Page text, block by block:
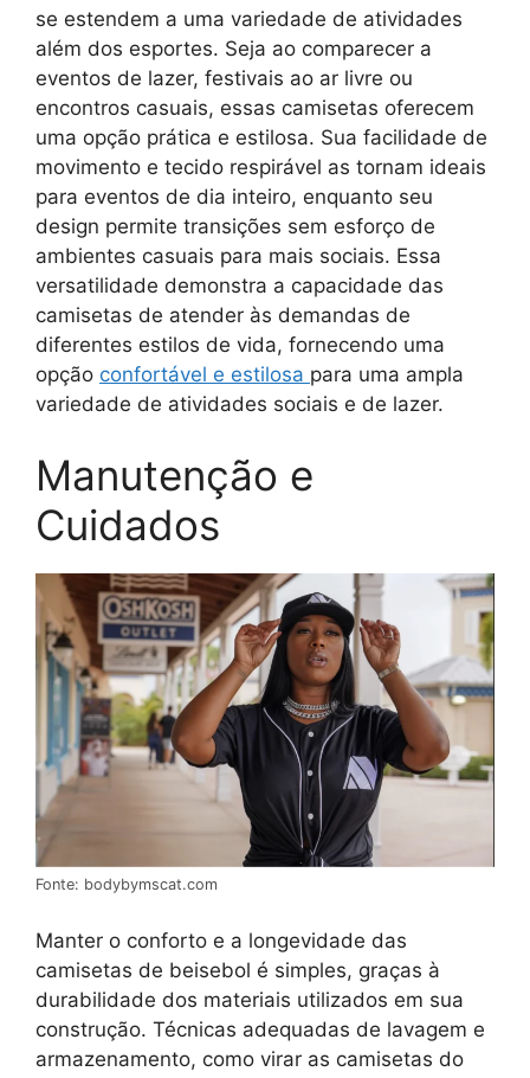
se estendem a uma variedade de atividades
além dos esportes. Seja ao comparecer a
eventos de lazer, festivais ao ar livre ou
encontros casuais, essas camisetas oferecem
uma opção prática e estilosa. Sua facilidade de
movimento e tecido respirável as tornam ideais
para eventos de dia inteiro, enquanto seu
design permite transições sem esforço de
ambientes casuais para mais sociais. Essa
versatilidade demonstra a capacidade das
camisetas de atender às demandas de
diferentes estilos de vida, fornecendo uma
opção confortável e estilosa para uma ampla
variedade de atividades sociais e de lazer.
Manutenção e
Cuidados
Fonte: bodybymscat.com
Manter o conforto e a longevidade das
camisetas de beisebol é simples, graças à
durabilidade dos materiais utilizados em sua
construção. Técnicas adequadas de lavagem e
armazenamento, como virar as camisetas do